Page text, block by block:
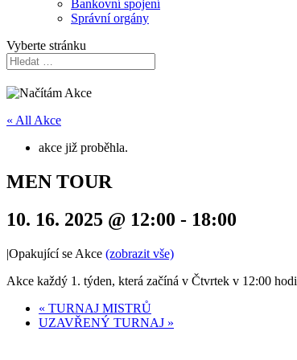
Bankovní spojení
Správní orgány
Vyberte stránku
« All Akce
akce již proběhla.
MEN TOUR
10. 16. 2025 @ 12:00 - 18:00
|Opakující se Akce (zobrazit vše)
Akce každý 1. týden, která začíná v Čtvrtek v 12:00
« TURNAJ MISTRŮ
UZAVŘENÝ TURNAJ »